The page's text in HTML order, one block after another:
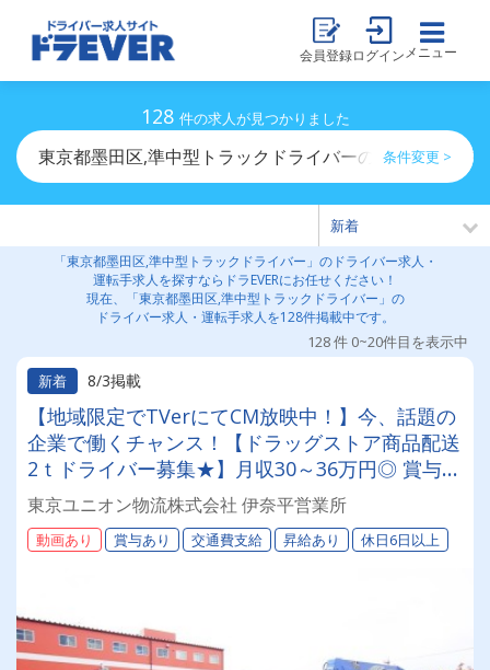
会員登録ログイン メニュー
128 件の求人が見つかりました
東京都墨田区,準中型トラックドライバーのドライバー求
条件変更 >
「東京都墨田区,準中型トラックドライバー」のドライバー求人・
運転手求人を探すならドラEVERにお任せください！
現在、「東京都墨田区,準中型トラックドライバー」の
ドライバー求人・運転手求人を128件掲載中です。
128 件 0~20件目を表示中
新着
8/3掲載
【地域限定でTVerにてCM放映中！】今、話題の
企業で働くチャンス！【ドラッグストア商品配送
2ｔドライバー募集★】月収30～36万円◎ 賞与年
2回／昇給有／福利厚生充実／仕事量安定／未経
験歓迎◎【年間休日113日以上】連休もあり◎プ
ライベート充実可◎ 「安心・安全」で働く。東
東京ユニオン物流株式会社 伊奈平営業所
動画あり 賞与あり 交通費支給 昇給あり 休日6日以上